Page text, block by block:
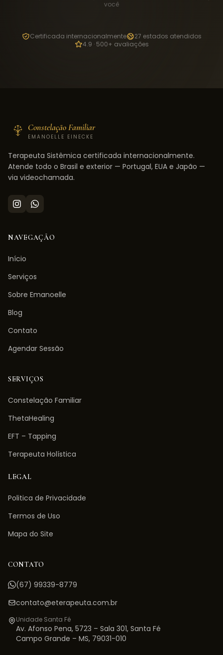
você
Certificada internacionalmente
27 estados atendidos
4.9 · 500+ avaliações
Constelação Familiar
EMANOELLE EINECKE
Terapeuta Sistêmica certificada internacionalmente.
Atende todo o Brasil e exterior — Portugal, EUA e Japão —
via videochamada.
NAVEGAÇÃO
Início
Serviços
Sobre Emanoelle
Blog
Contato
Agendar Sessão
SERVIÇOS
Constelação Familiar
ThetaHealing
EFT – Tapping
Terapeuta Holística
LEGAL
Politica de Privacidade
Termos de Uso
Mapa do Site
CONTATO
(67) 99339-8779
contato@eterapeuta.com.br
Unidade Santa Fé
Av. Afonso Pena, 5723 – Sala 301, Santa Fé
Campo Grande – MS, 79031-010